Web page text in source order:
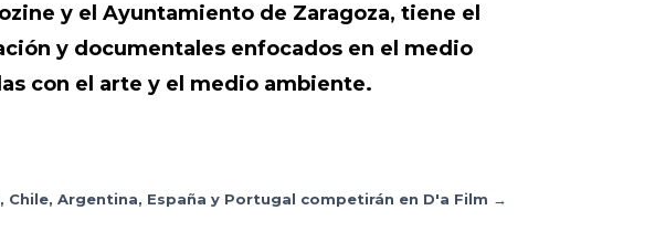
y el Ayuntamiento de Zaragoza, tiene el
y documentales enfocados en el medio
con el arte y el medio ambiente.
Chile, Argentina, España y Portugal competirán en D'a Film →